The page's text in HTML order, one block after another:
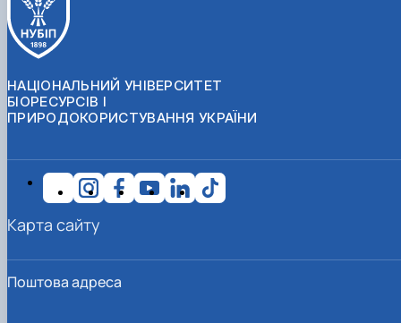
НАЦІОНАЛЬНИЙ УНІВЕРСИТЕТ
БІОРЕСУРСІВ І
ПРИРОДОКОРИСТУВАННЯ УКРАЇНИ
Поштова адреса
Карта сайту